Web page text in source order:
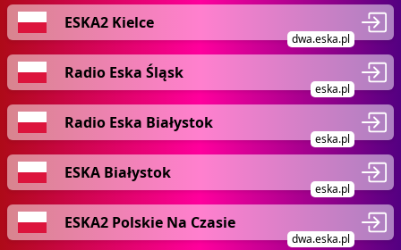
ESKA2 Kielce
dwa.eska.pl
Radio Eska Śląsk
eska.pl
Radio Eska Białystok
eska.pl
ESKA Białystok
eska.pl
ESKA2 Polskie Na Czasie
dwa.eska.pl